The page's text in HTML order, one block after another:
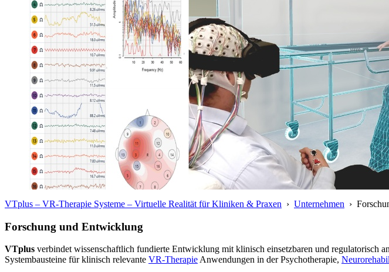
VTplus – VR-Therapie Systeme – Virtuelle Realität für Kliniken & Praxen › Unternehmen ›
Forschung und Entwicklung
VTplus verbindet wissenschaftlich fundierte Entwicklung mit klinisch einsetzbaren und regulatorisch
Systembausteine für klinisch relevante VR-TherapieAnwendungen in der Psychotherapie,